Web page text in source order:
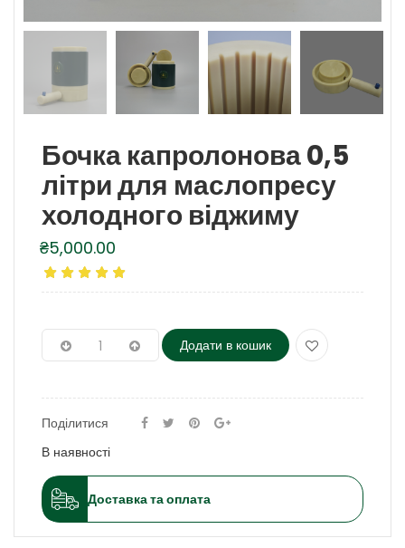
Бочка капролонова 0,5
літри для маслопресу
холодного віджиму
₴5,000.00
Додати в кошик
Поділитися
В наявності
Доставка та оплата